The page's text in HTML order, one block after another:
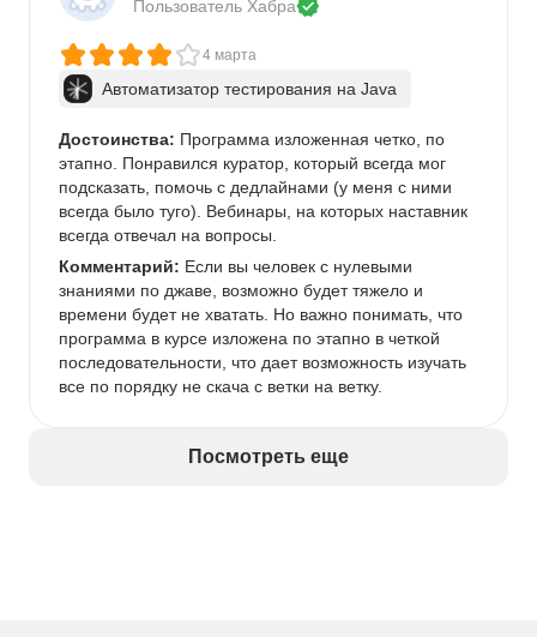
Пользователь Хабра
4 марта
Автоматизатор тестирования на Java
Достоинства: Программа изложенная четко, по
этапно. Понравился куратор, который всегда мог
подсказать, помочь с дедлайнами (у меня с ними
всегда было туго). Вебинары, на которых наставник
всегда отвечал на вопросы.
Комментарий: Если вы человек с нулевыми
знаниями по джаве, возможно будет тяжело и
времени будет не хватать. Но важно понимать, что
программа в курсе изложена по этапно в четкой
последовательности, что дает возможность изучать
все по порядку не скача с ветки на ветку.
Посмотреть еще